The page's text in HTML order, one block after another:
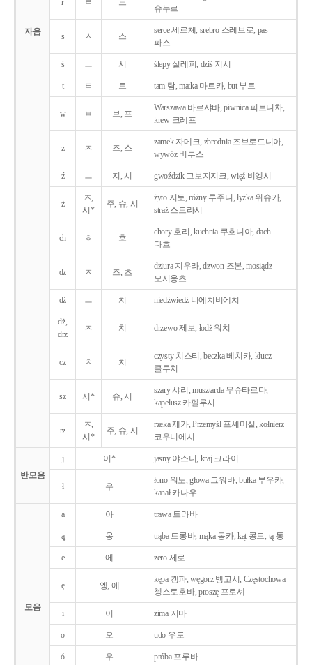
자음
r ㄹ 르
슈누르
s ㅅ 스
serce 세르체, srebro 스레브로, pas
파스
ś ㅡ 시 ślepy 실레피, dziś 지시
t ㅌ 트 tam 탐, matka 마트카, but 부트
w ㅂ 브, 프
Warszawa 바르샤바, piwnica 피브니차,
krew 크레프
z ㅈ 즈, 스
zamek 자메크, zbrodnia 즈브로드니아,
wywóz 비부스
ź ㅡ 지, 시 gwoździk 그보지지크, więź 비엥시
ż
ㅈ,
시*
주, 슈, 시
żyto 지토, różny 루주니, łyżka 위슈카,
straż 스트라시
ch ㅎ 흐
chory 호리, kuchnia 쿠흐니아, dach
다흐
dz ㅈ 즈, 츠
dziura 지우라, dzwon 즈본, mosiądz
모시옹츠
dź ㅡ 치 niedźwiedź 니에치비에치
dż,
drz
ㅈ 치 drzewo 제보, łodż 워치
cz ㅊ 치
czysty 치스티, beczka 베치카, klucz
클루치
sz 시* 슈, 시
szary 샤리, musztarda 무슈타르다,
kapelusz 카펠루시
rz
ㅈ,
시*
주, 슈, 시
rzeka 제카, Przemyśl 프셰미실, kołnierz
코우니에시
반모음
j 이* jasny 야스니, kraj 크라이
ł 우
łono 워노, głowa 그워바, bułka 부우카,
kanał 카나우
모음
a 아 trawa 트라바
ą̨ 옹 trąba 트롱바, mąka 몽카, kąt 콩트, tą 통
e 에 zero 제로
ę 엥, 에
kępa 켕파, węgorz 벵고시, Częstochowa
쳉스토호바, proszę 프로셰
i 이 zima 지마
o 오 udo 우도
ó 우 próba 프루바